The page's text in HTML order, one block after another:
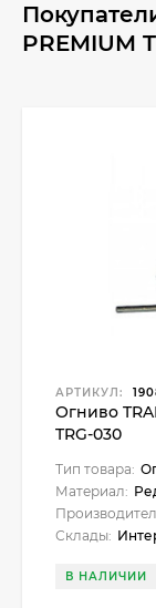
PREMIUM
АРТИКУЛ:
Огниво
TRG-030
Тип товара:
Материал:
Склады: Интернет-магазин, г. Новосибирск,
В НАЛИЧИИ